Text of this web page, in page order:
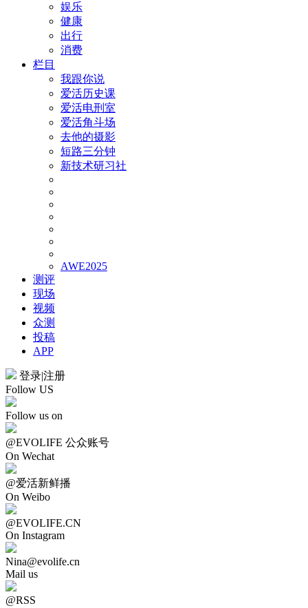
娱乐
健康
出行
消费
栏目
我跟你说
爱活历史课
爱活电刑室
爱活角斗场
去他的摄影
短路三分钟
新技术研习社
AWE2025
测评
现场
视频
众测
投稿
APP
登录|注册
Follow US
Follow us on
@EVOLIFE 公众账号
On Wechat
@爱活新鲜播
On Weibo
@EVOLIFE.CN
On Instagram
Nina@evolife.cn
Mail us
@RSS